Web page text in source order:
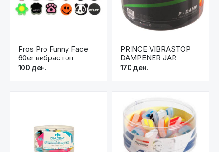
Pros Pro Funny Face
60er вибрастоп
100 ден.
PRINCE VIBRASTOP
DAMPENER JAR
170 ден.